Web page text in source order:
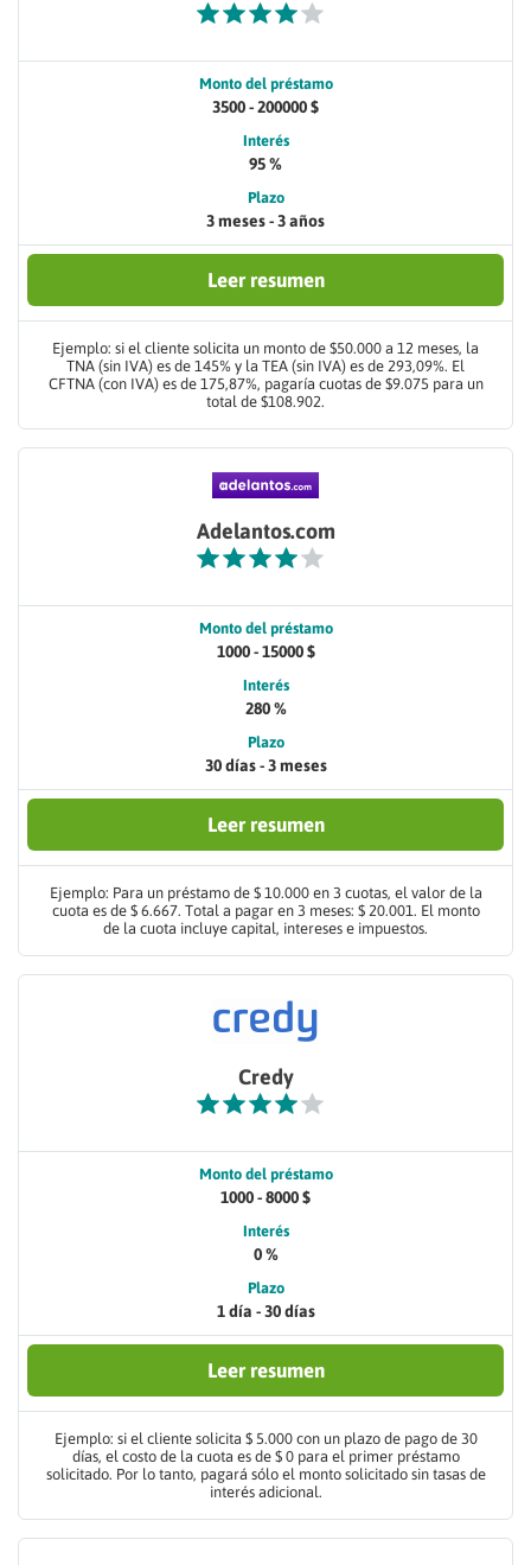
Monto del préstamo
3500 - 200000 $
Interés
95 %
Plazo
3 meses - 3 años
Leer resumen
Ejemplo: si el cliente solicita un monto de $50.000 a 12 meses, la
TNA (sin IVA) es de 145% y la TEA (sin IVA) es de 293,09%. El
CFTNA (con IVA) es de 175,87%, pagaría cuotas de $9.075 para un
total de $108.902.
Adelantos.com
Monto del préstamo
1000 - 15000 $
Interés
280 %
Plazo
30 días - 3 meses
Leer resumen
Ejemplo: Para un préstamo de $ 10.000 en 3 cuotas, el valor de la
cuota es de $ 6.667. Total a pagar en 3 meses: $ 20.001. El monto
de la cuota incluye capital, intereses e impuestos.
Credy
Monto del préstamo
1000 - 8000 $
Interés
0 %
Plazo
1 día - 30 días
Leer resumen
Ejemplo: si el cliente solicita $ 5.000 con un plazo de pago de 30
días, el costo de la cuota es de $ 0 para el primer préstamo
solicitado. Por lo tanto, pagará sólo el monto solicitado sin tasas de
interés adicional.